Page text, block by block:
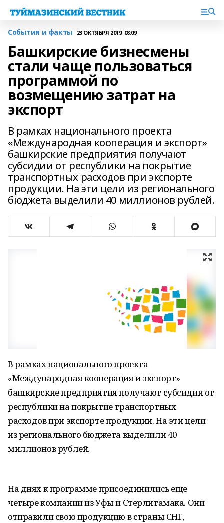
События и факты 23 ОКТЯБРЯ 2019, 08:09
Башкирские бизнесмены
стали чаще пользоваться
программой по
возмещению затрат на
экспорт
В рамках национального проекта
«Международная кооперация и экспорт»
башкирские предприятия получают
субсидии от республики на покрытие
транспортных расходов при экспорте
продукции. На эти цели из регионального
бюджета выделили 40 миллионов рублей.
В рамках национального проекта
«Международная кооперация и экспорт»
башкирские предприятия получают субсидии от
республики на покрытие транспортных
расходов при экспорте продукции. На эти цели
из регионального бюджета выделили 40
миллионов рублей.
На днях к программе присоединились еще
четыре компании из Уфы и Стерлитамака. Они
отправили свою продукцию в страны СНГ,